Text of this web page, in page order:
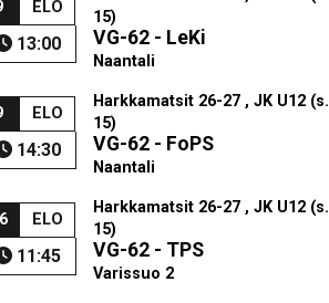
ELO
13:00
15)
VG-62 - LeKi
Naantali
ELO
14:30
Harkkamatsit 26-27 , JK U12 (s.
15)
VG-62 - FoPS
Naantali
ELO
11:45
Harkkamatsit 26-27 , JK U12 (s.
15)
VG-62 - TPS
Varissuo 2